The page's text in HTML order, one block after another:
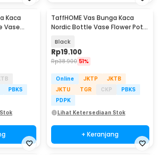
Kaca
Vase
PBKS
TaffHOME Vas Bunga Kaca
Nordic Bottle Vase Flower Pot
Black
Rp19.100
Rp38.900 51%
Online JKTP
JKTB
JKTU
TGR CKP
PBKS
PDPK
Lihat Ketersediaan Stok
+ Keranjang